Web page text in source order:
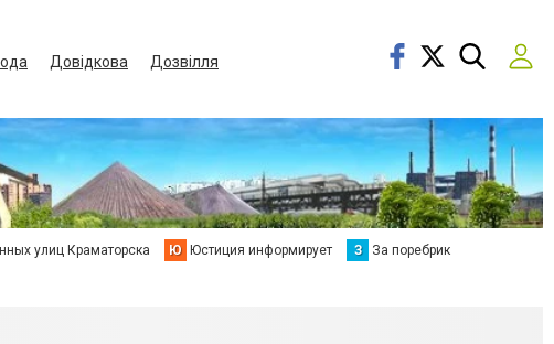
Довідкова
Дозвілля
улиц Краматорска Ю Юстиция информирует З За поребрик